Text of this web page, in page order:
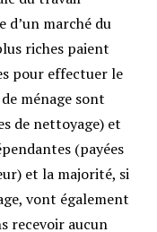
d’un marché du
riches paient
pour effectuer le
ménage sont
de nettoyage) et
(payées
et la majorité, si
vont également
recevoir aucun